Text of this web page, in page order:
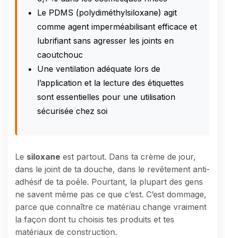
Le PDMS (polydiméthylsiloxane) agit
comme agent imperméabilisant efficace et
lubrifiant sans agresser les joints en
caoutchouc
Une ventilation adéquate lors de
l’application et la lecture des étiquettes
sont essentielles pour une utilisation
sécurisée chez soi
Le siloxane est partout. Dans ta crème de jour,
dans le joint de ta douche, dans le revêtement anti-
adhésif de ta poêle. Pourtant, la plupart des gens
ne savent même pas ce que c’est. C’est dommage,
parce que connaître ce matériau change vraiment
la façon dont tu choisis tes produits et tes
matériaux de construction.